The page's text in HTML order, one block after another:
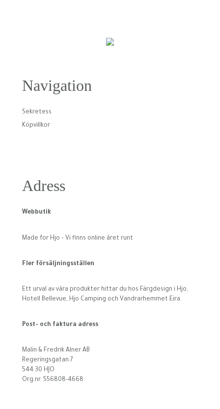
Navigation
Sekretess
Köpvillkor
Adress
Webbutik
Made for Hjo – Vi finns online året runt
Fler försäljningsställen
Ett urval av våra produkter hittar du hos Färgdesign i Hjo,
Hotell Bellevue, Hjo Camping och Vandrarhemmet Eira.
Post- och faktura adress
Malin & Fredrik Alner AB
Regeringsgatan 7
544 30 HJO
Org.nr. 556808-4668